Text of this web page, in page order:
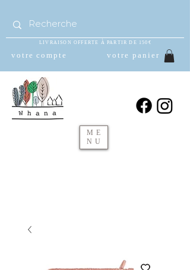
LIVRAISON OFFERTE À PARTIR DE 150€
votre compte votre panier
ME
NU